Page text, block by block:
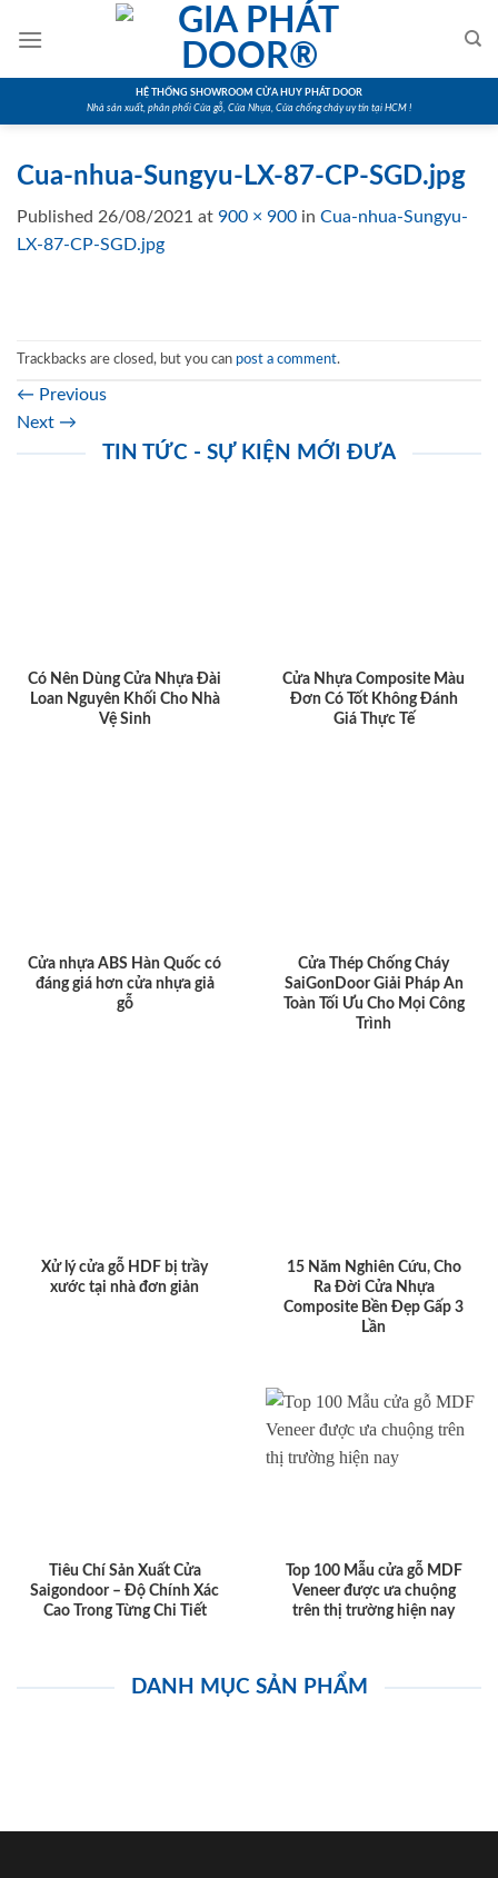
HỆ THỐNG SHOWROOM CỬA HUY PHÁT DOOR
Nhà sản xuất, phân phối Cửa gỗ, Cửa Nhựa, Cửa chống cháy uy tín tại HCM !
Cua-nhua-Sungyu-LX-87-CP-SGD.jpg
Published 26/08/2021 at 900 × 900 in Cua-nhua-Sungyu-
LX-87-CP-SGD.jpg
Trackbacks are closed, but you can post a comment.
← Previous
Next →
TIN TỨC - SỰ KIỆN MỚI ĐƯA
Có Nên Dùng Cửa Nhựa Đài
Loan Nguyên Khối Cho Nhà
Vệ Sinh
Cửa Nhựa Composite Màu
Đơn Có Tốt Không Đánh
Giá Thực Tế
Cửa nhựa ABS Hàn Quốc có
đáng giá hơn cửa nhựa giả
gỗ
Cửa Thép Chống Cháy
SaiGonDoor Giải Pháp An
Toàn Tối Ưu Cho Mọi Công
Trình
Xử lý cửa gỗ HDF bị trầy
xước tại nhà đơn giản
15 Năm Nghiên Cứu, Cho
Ra Đời Cửa Nhựa
Composite Bền Đẹp Gấp 3
Lần
Tiêu Chí Sản Xuất Cửa
Saigondoor – Độ Chính Xác
Cao Trong Từng Chi Tiết
Top 100 Mẫu cửa gỗ MDF
Veneer được ưa chuộng
trên thị trường hiện nay
DANH MỤC SẢN PHẨM